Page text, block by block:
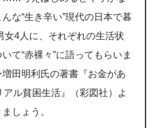
な“生き辛い”現代の日本で暮
女4人に、それぞれの生活状
て“赤裸々”に語ってもらいま
田明利氏の著書『お金があ
ル貧困生活』（彩図社）よ
しょう。